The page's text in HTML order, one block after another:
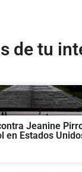
de tu
Jeanine
en Estados